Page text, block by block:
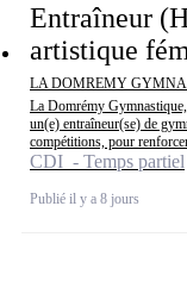
Entraîneur
artistique
LA DOMREMY
La Domrémy
un(e) entraîneur(se) de
compétitions, pour renforcer
CDI - Temps partiel
Publié il y a 8 jours